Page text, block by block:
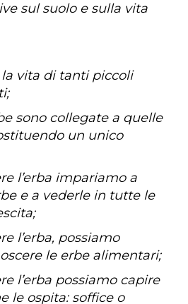
sul suolo e sulla vita
vita di tanti piccoli
sono collegate a quelle
un unico
l’erba impariamo a
e a vederle in tutte le
l’erba, possiamo
le erbe alimentari;
l’erba possiamo capire
le ospita: soffice o